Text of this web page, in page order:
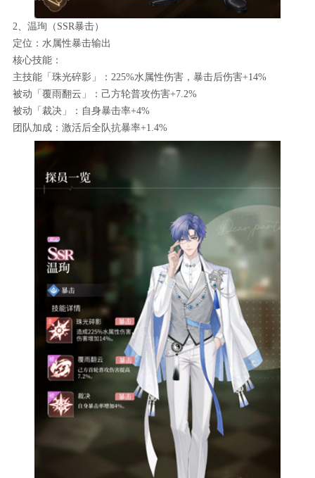
2、温珣（SSR暴击）
定位：水属性暴击输出
核心技能：
主技能「珠光碎影」：225%水属性伤害，暴击后伤害+14%
被动「覆雨翻云」：己方轮普攻伤害+7.2%
被动「裁决」：自身暴击率+4%
团队加成：激活后全队抗暴率+1.4%